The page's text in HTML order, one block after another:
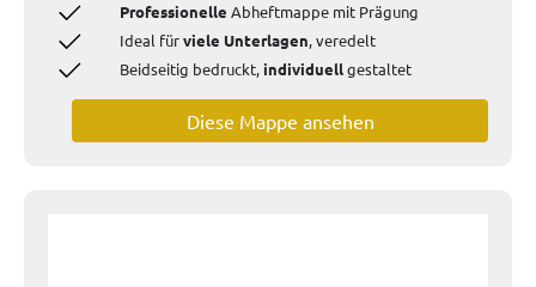
Professionelle Abheftmappe mit Prägung
Ideal fürviele Unterlagen, veredelt
Beidseitig bedruckt,individuellgestaltet
Diese Mappe ansehen